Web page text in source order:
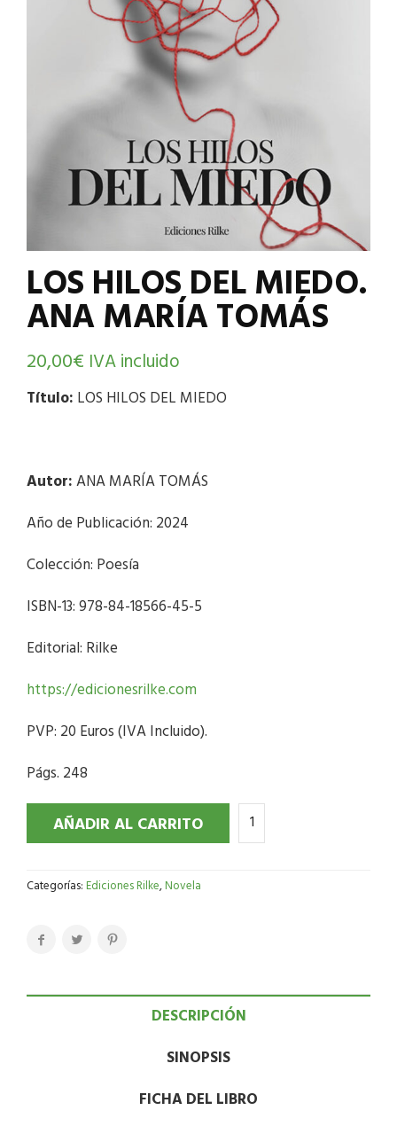
LOS HILOS DEL MIEDO.
ANA MARÍA TOMÁS
20,00€ IVA incluido
Título: LOS HILOS DEL MIEDO
Autor:ANA MARÍA TOMÁS
Año de Publicación: 2024
Colección: Poesía
ISBN-13: 978-84-18566-45-5
Editorial: Rilke
https://edicionesrilke.com
PVP: 20 Euros (IVA Incluido).
Págs. 248
AÑADIR AL CARRITO
Categorías:Ediciones Rilke,Novela
DESCRIPCIÓN
SINOPSIS
FICHA DEL LIBRO